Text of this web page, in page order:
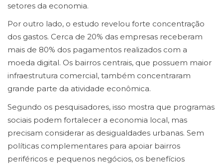
setores da economia.
Por outro lado, o estudo revelou forte concentração
dos gastos. Cerca de 20% das empresas receberam
mais de 80% dos pagamentos realizados com a
moeda digital. Os bairros centrais, que possuem maior
infraestrutura comercial, também concentraram
grande parte da atividade econômica.
Segundo os pesquisadores, isso mostra que programas
sociais podem fortalecer a economia local, mas
precisam considerar as desigualdades urbanas. Sem
políticas complementares para apoiar bairros
periféricos e pequenos negócios, os benefícios